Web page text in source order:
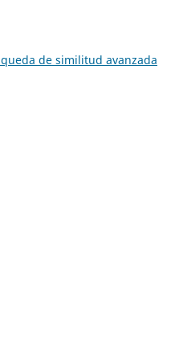
de similitud avanzada